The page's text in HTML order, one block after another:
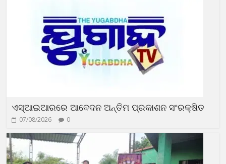
ଏସ୍‌ଆଇଆରରେ ଆବେଦନ ଅନ୍ତିମ ପ୍ରକାଶନ ସଂରକ୍ଷିତ
07/08/2026 0